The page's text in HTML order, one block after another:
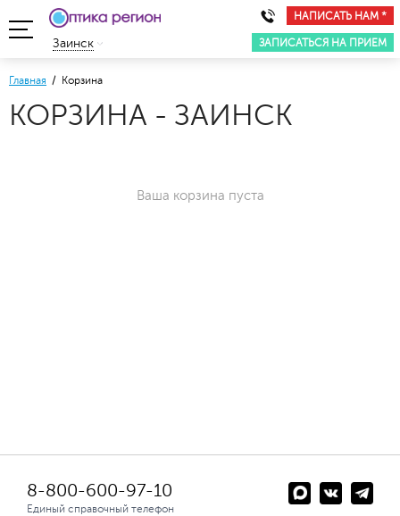
НАПИСАТЬ НАМ *
ЗАПИСАТЬСЯ НА ПРИЕМ
Заинск
Главная / Корзина
КОРЗИНА - ЗАИНСК
Ваша корзина пуста
8-800-600-97-10
Единый справочный телефон